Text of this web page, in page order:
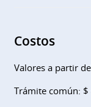
Costos
Valores a partir
Trámite común: $